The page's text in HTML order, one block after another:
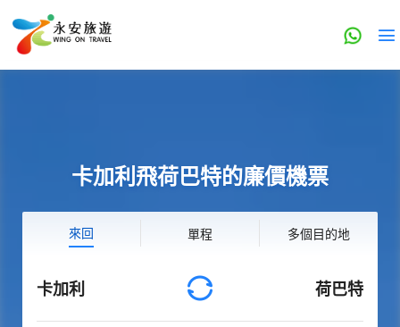
卡加利飛荷巴特的廉價機票
來回 單程 多個目的地
卡加利 荷巴特